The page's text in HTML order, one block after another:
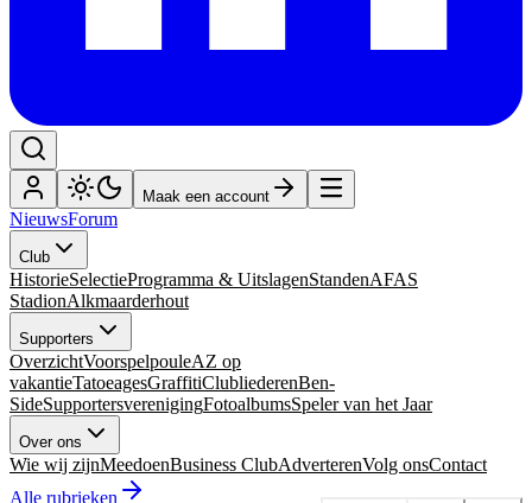
Maak een account
NieuwsForum
Club
HistorieSelectieProgramma & UitslagenStandenAFAS
StadionAlkmaarderhout
Supporters
OverzichtVoorspelpouleAZ op
vakantieTatoeagesGraffitiClubliederenBen-
SideSupportersverenigingFotoalbumsSpeler van het Jaar
Over ons
Wie wij zijnMeedoenBusiness ClubAdverterenVolg onsContact
Alle rubrieken